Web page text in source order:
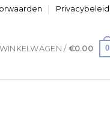
Privacybeleid
WINKELWAGEN / €0.00 0